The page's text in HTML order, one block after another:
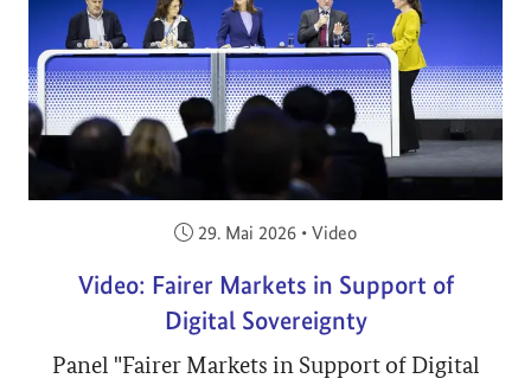
Veröffentlicht am:
29. Mai 2026 • Video
Video: Fairer Markets in Support of
Digital Sovereignty
Panel "Fairer Markets in Support of Digital